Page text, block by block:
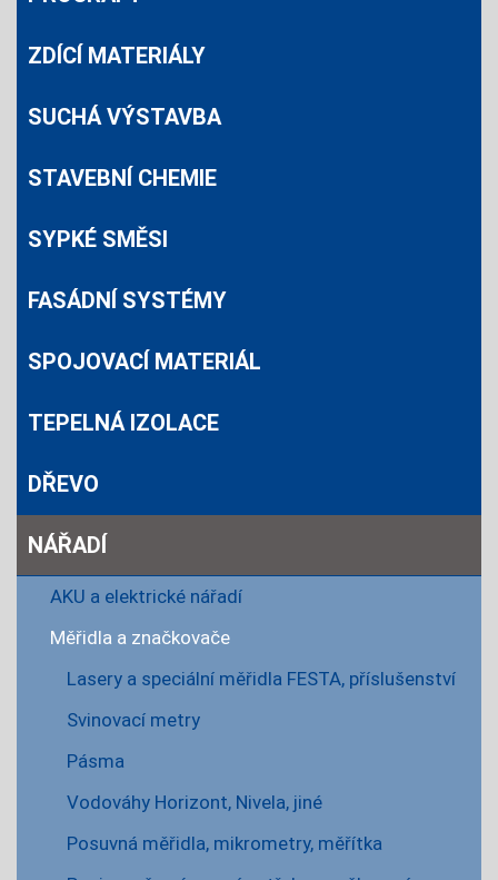
ZDÍCÍ MATERIÁLY
SUCHÁ VÝSTAVBA
STAVEBNÍ CHEMIE
SYPKÉ SMĚSI
FASÁDNÍ SYSTÉMY
SPOJOVACÍ MATERIÁL
TEPELNÁ IZOLACE
DŘEVO
NÁŘADÍ
AKU a elektrické nářadí
Měřidla a značkovače
Lasery a speciální měřidla FESTA, příslušenství
Svinovací metry
Pásma
Vodováhy Horizont, Nivela, jiné
Posuvná měřidla, mikrometry, měřítka